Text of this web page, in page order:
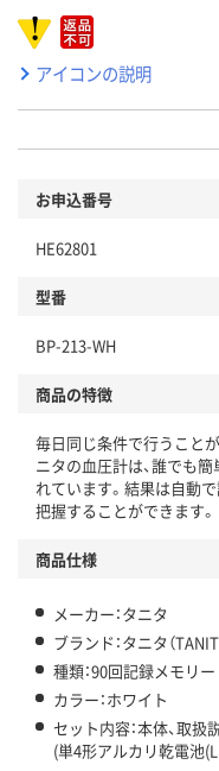
アイコンの説明
お申込番号
HE62801
型番
BP-213-WH
商品の特徴
毎日同じ条件で行うこと
ニタの血圧計は、誰でも
れています。結果は自動
把握することができます。
商品仕様
メーカー：タニタ
ブランド：タニタ（
種類：90回記録メモリー
カラー：ホワイト
セット内容：本体、取扱
(単4形アルカリ乾電池